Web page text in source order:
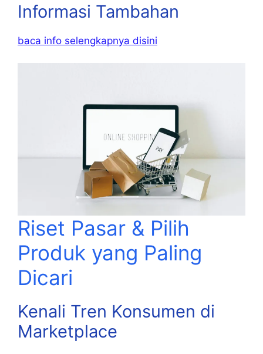
Informasi Tambahan
baca info selengkapnya disini
Riset Pasar & Pilih
Produk yang Paling
Dicari
Kenali Tren Konsumen di
Marketplace